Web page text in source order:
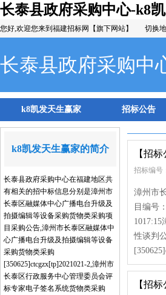
长泰县政府采购中心-k8
您好,欢迎您来到福建招标网【旗下网站】 切换
长泰县政府采购中
k8凯发天生赢家 招标公告
k8凯发天生赢家的简介
长泰县政府采购中心在福建地区共
有相关的招中标信息分别是漳州市
长泰区融媒体中心广播电台升级及
拍摄编辑等设备采购货物类采购项
目采购公告,漳州市长泰区融媒体中
心广播电台升级及拍摄编辑等设备
采购货物类采购
[350625]ctcgzx[tp]2021021-2,漳州市
长泰区行政服务中心管理委员会评
标专家电子签名系统货物类采购
【招标
招标编号
漳州市
目编号
性谈判
【招标